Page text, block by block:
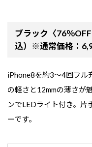
ブラック〈76％
込）※通常価格：
iPhone8を約3～4回フル
の軽さと12mmの薄さが
ンでLEDライト付き。片
ーです。